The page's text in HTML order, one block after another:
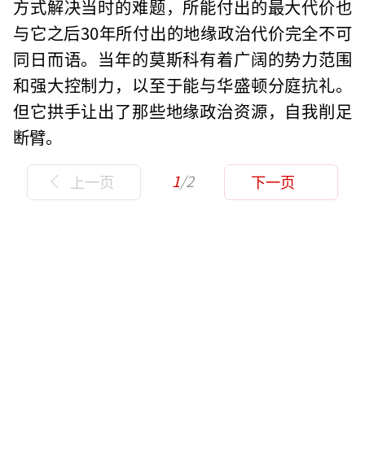
方式解决当时的难题，所能付出的最大代价也
与它之后30年所付出的地缘政治代价完全不可
同日而语。当年的莫斯科有着广阔的势力范围
和强大控制力，以至于能与华盛顿分庭抗礼。
但它拱手让出了那些地缘政治资源，自我削足
断臂。
上一页 1/2 下一页